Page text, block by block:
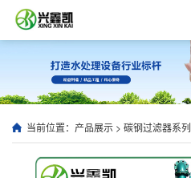
当前位置： 产品展示 > 碳钢过滤器系列